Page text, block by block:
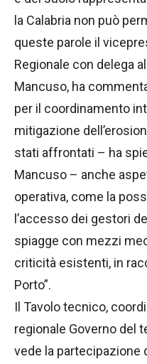
la Calabria non può
queste parole il
Regionale con delega
Mancuso, ha
per il coordinamento
mitigazione
stati affrontati – ha
Mancuso – anche
operativa, come la
l’accesso dei gestori
spiagge con mezzi
criticità esistenti, in
Porto”.
Il Tavolo tecnico,
regionale Governo del
vede la partecipazione